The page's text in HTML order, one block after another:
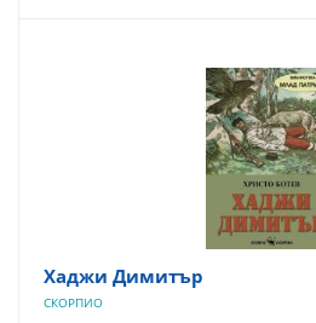
Хаджи Димитър
СКОРПИО